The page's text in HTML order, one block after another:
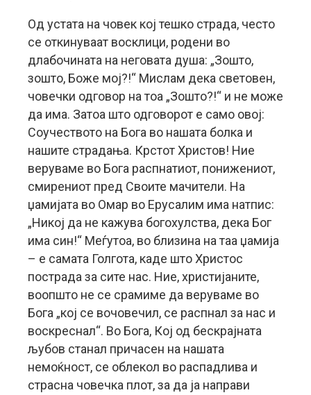
Од устата на човек кој тешко страда, често
се откинуваат восклици, родени во
длабочината на неговата душа: „Зошто,
зошто, Боже мој?!“ Мислам дека световен,
човечки одговор на тоа „Зошто?!“ и не може
да има. Затоа што одговорот е само овој:
Соучеството на Бога во нашата болка и
нашите страдања. Крстот Христов! Ние
веруваме во Бога распнатиот, понижениот,
смирениот пред Своите мачители. На
џамијата во Омар во Ерусалим има натпис:
„Никој да не кажува богохулства, дека Бог
има син!“ Меѓутоа, во близина на таа џамија
– е самата Голгота, каде што Христос
пострада за сите нас. Ние, христијаните,
воопшто не се срамиме да веруваме во
Бога „кој се вочовечил, се распнал за нас и
воскреснал“. Во Бога, Кој од бескрајната
љубов станал причасен на нашата
немоќност, се облекол во распадлива и
страсна човечка плот, за да ја направи